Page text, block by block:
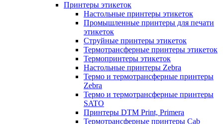
Принтеры этикеток
Настольные принтеры этикеток
Промышленные принтеры для печати
этикеток
Струйные принтеры этикеток
Термотрансферные принтеры этикеток
Термопринтеры этикеток
Настольные принтеры Zebra
Термо и термотрансферные принтеры
Zebra
Термо и термотрансферные принтеры
SATO
Принтеры DTM Print, Primera
Термотрансферные принтеры Cab